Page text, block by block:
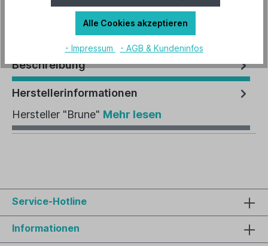
Artikel-Nr.:B-6208.1
Beschreibung
Herstellerinformationen
Hersteller "Brune" Mehr lesen
Service-Hotline
Informationen
Alle Cookies akzeptieren
- Impressum - AGB & Kundeninfos